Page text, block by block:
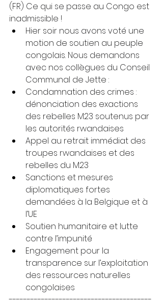
(FR) Ce qui se passe au Congo est
inadmissible !
Hier soir nous avons voté une
motion de soutien au peuple
congolais. Nous demandons
avec nos collègues du Conseil
Communal de Jette :
Condamnation des crimes :
dénonciation des exactions
des rebelles M23 soutenus par
les autorités rwandaises
Appel au retrait immédiat des
troupes rwandaises et des
rebelles du M23
Sanctions et mesures
diplomatiques fortes
demandées à la Belgique et à
l’UE
Soutien humanitaire et lutte
contre l’impunité
Engagement pour la
transparence sur l’exploitation
des ressources naturelles
congolaises
----------------------------------------